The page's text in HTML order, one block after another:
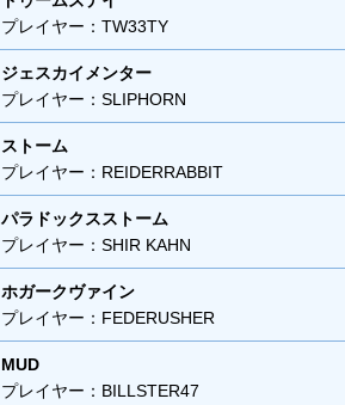
k
プレイヤー：TW33TY
ジェスカイメンター
プレイヤー：SLIPHORN
ストーム
プレイヤー：REIDERRABBIT
パラドックスストーム
プレイヤー：SHIR KAHN
ホガークヴァイン
プレイヤー：FEDERUSHER
MUD
プレイヤー：BILLSTER47